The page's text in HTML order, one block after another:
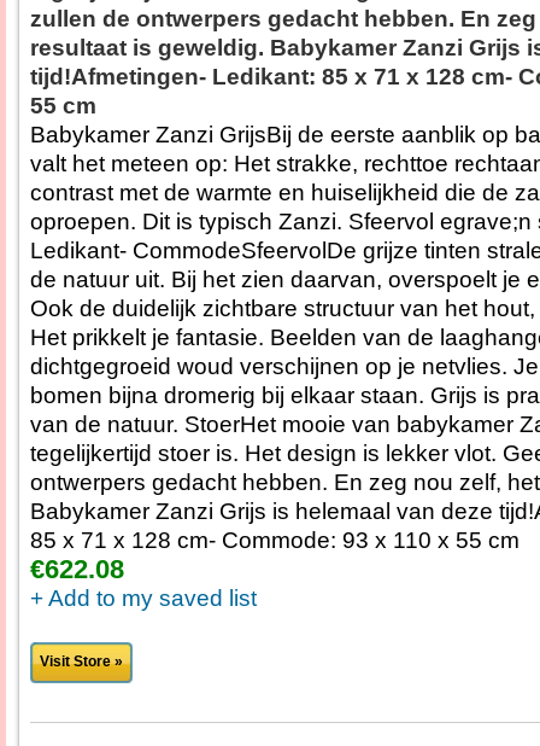
zullen de ontwerpers gedacht hebben. En
resultaat is geweldig. Babykamer Zanzi Grijs
tijd!Afmetingen- Ledikant: 85 x 71 x 128 cm-
55 cm
Babykamer Zanzi GrijsBij de eerste aanblik op
valt het meteen op: Het strakke, rechttoe
contrast met de warmte en huiselijkheid die de
oproepen. Dit is typisch Zanzi. Sfeervol egrave;n
Ledikant- CommodeSfeervolDe grijze tinten
de natuur uit. Bij het zien daarvan, overspoelt je
Ook de duidelijk zichtbare structuur van het
Het prikkelt je fantasie. Beelden van de
dichtgegroeid woud verschijnen op je netvlies.
bomen bijna dromerig bij elkaar staan. Grijs is
van de natuur. StoerHet mooie van babykamer
tegelijkertijd stoer is. Het design is lekker vlot.
ontwerpers gedacht hebben. En zeg nou zelf,
Babykamer Zanzi Grijs is helemaal van deze
85 x 71 x 128 cm- Commode: 93 x 110 x 55 cm
€622.08
+ Add to my saved list
Visit Store »